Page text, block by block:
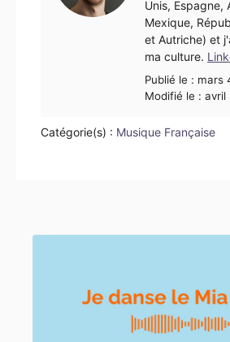
Unis, Espagne,
Mexique,
et Autriche) et
ma culture.
Posté
le
Publié le : mars
Modifié le : avril
Catégorie(s) : Musique Française